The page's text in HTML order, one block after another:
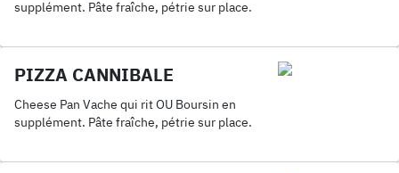
supplément. Pâte fraîche, pétrie sur place.
PIZZA CANNIBALE
Cheese Pan Vache qui rit OU Boursin en
supplément. Pâte fraîche, pétrie sur place.